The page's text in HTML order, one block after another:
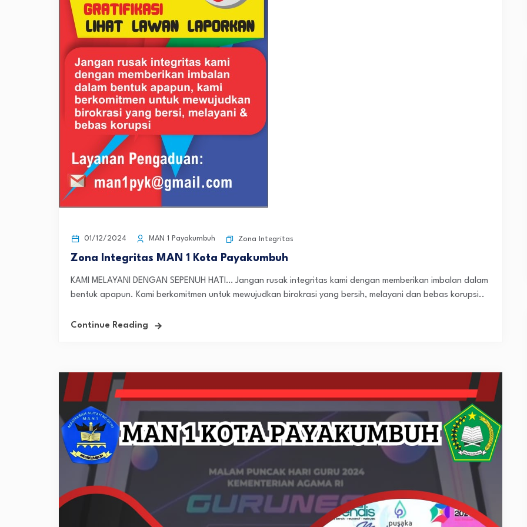
01/12/2024 MAN 1 Payakumbuh Zona Integritas
Zona Integritas MAN 1 Kota Payakumbuh
KAMI MELAYANI DENGAN SEPENUH HATI… Jangan rusak integritas kami dengan memberikan imbalan dalam
bentuk apapun. Kami berkomitmen untuk mewujudkan birokrasi yang bersih, melayani dan bebas korupsi..
Continue Reading